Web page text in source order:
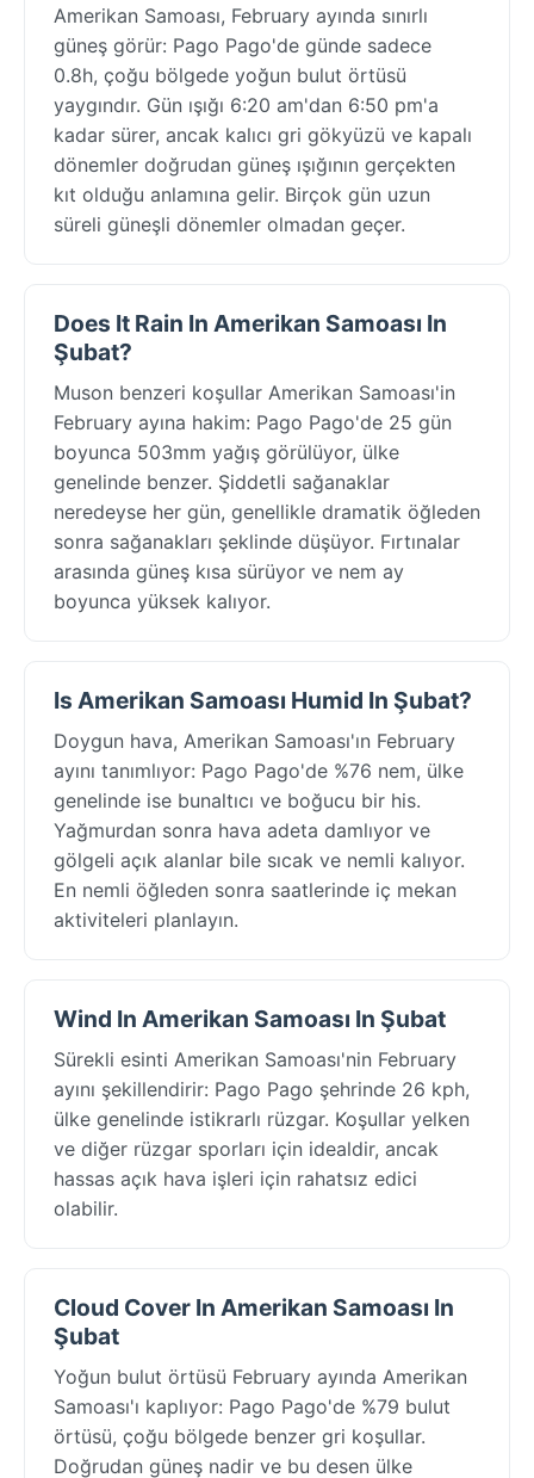
Amerikan Samoası, February ayında sınırlı
güneş görür: Pago Pago'de günde sadece
0.8h, çoğu bölgede yoğun bulut örtüsü
yaygındır. Gün ışığı 6:20 am'dan 6:50 pm'a
kadar sürer, ancak kalıcı gri gökyüzü ve kapalı
dönemler doğrudan güneş ışığının gerçekten
kıt olduğu anlamına gelir. Birçok gün uzun
süreli güneşli dönemler olmadan geçer.
Does It Rain In Amerikan Samoası In
Şubat?
Muson benzeri koşullar Amerikan Samoası'in
February ayına hakim: Pago Pago'de 25 gün
boyunca 503mm yağış görülüyor, ülke
genelinde benzer. Şiddetli sağanaklar
neredeyse her gün, genellikle dramatik öğleden
sonra sağanakları şeklinde düşüyor. Fırtınalar
arasında güneş kısa sürüyor ve nem ay
boyunca yüksek kalıyor.
Is Amerikan Samoası Humid In Şubat?
Doygun hava, Amerikan Samoası'ın February
ayını tanımlıyor: Pago Pago'de %76 nem, ülke
genelinde ise bunaltıcı ve boğucu bir his.
Yağmurdan sonra hava adeta damlıyor ve
gölgeli açık alanlar bile sıcak ve nemli kalıyor.
En nemli öğleden sonra saatlerinde iç mekan
aktiviteleri planlayın.
Wind In Amerikan Samoası In Şubat
Sürekli esinti Amerikan Samoası'nin February
ayını şekillendirir: Pago Pago şehrinde 26 kph,
ülke genelinde istikrarlı rüzgar. Koşullar yelken
ve diğer rüzgar sporları için idealdir, ancak
hassas açık hava işleri için rahatsız edici
olabilir.
Cloud Cover In Amerikan Samoası In
Şubat
Yoğun bulut örtüsü February ayında Amerikan
Samoası'ı kaplıyor: Pago Pago'de %79 bulut
örtüsü, çoğu bölgede benzer gri koşullar.
Doğrudan güneş nadir ve bu desen ülke